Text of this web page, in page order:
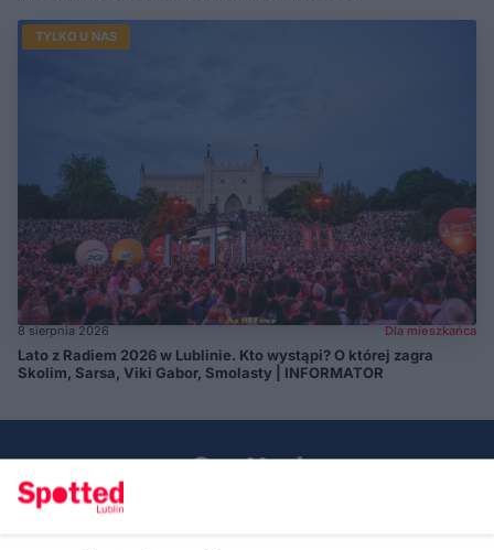
TYLKO U NAS
8 sierpnia 2026 Dla mieszkańca
Lato z Radiem 2026 w Lublinie. Kto wystąpi? O której zagra
Skolim, Sarsa, Viki Gabor, Smolasty | INFORMATOR